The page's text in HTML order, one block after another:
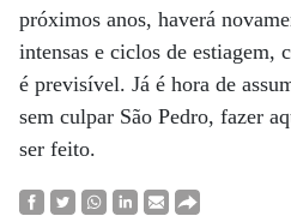
próximos anos, haverá
intensas e ciclos de estiagem,
é previsível. Já é hora de
sem culpar São Pedro, fazer
ser feito.